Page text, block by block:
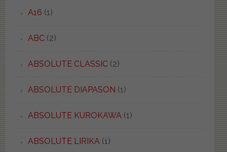
A16 (1)
ABC(2)
ABSOLUTE CLASSIC(2)
ABSOLUTE DIAPASON (1)
ABSOLUTE KUROKAWA(1)
ABSOLUTE LIRIKA(1)